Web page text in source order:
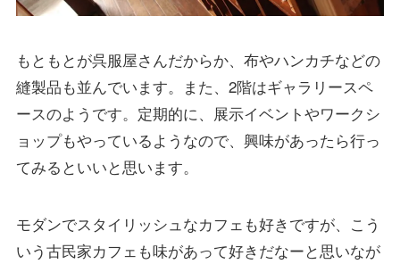
もともとが呉服屋さんだからか、布やハンカチなどの
縫製品も並んでいます。また、2階はギャラリースペ
ースのようです。定期的に、展示イベントやワークシ
ョップもやっているようなので、興味があったら行っ
てみるといいと思います。
モダンでスタイリッシュなカフェも好きですが、こう
いう古民家カフェも味があって好きだなーと思いなが